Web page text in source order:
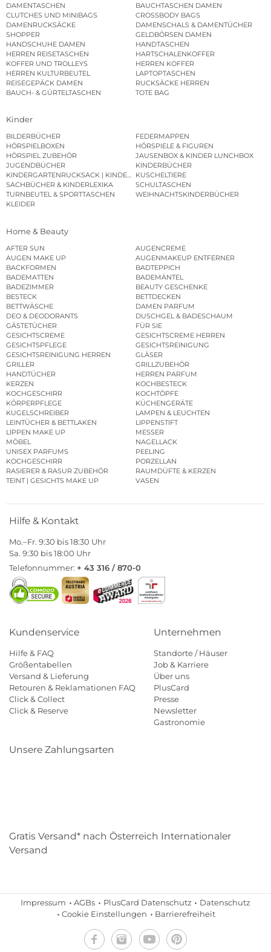
DAMENTASCHEN
BAUCHTASCHEN DAMEN
CLUTCHES UND MINIBAGS
CROSSBODY BAGS
DAMENRUCKSÄCKE
DAMENSCHALS & DAMENTÜCHER
SHOPPER
GELDBÖRSEN DAMEN
HANDSCHUHE DAMEN
HANDTASCHEN
HERREN REISETASCHEN
HARTSCHALENKOFFER
KOFFER UND TROLLEYS
HERREN KOFFER
HERREN KULTURBEUTEL
LAPTOPTASCHEN
REISEGEPÄCK DAMEN
RUCKSÄCKE HERREN
BAUCH- & GÜRTELTASCHEN
TOTE BAG
Kinder
BILDERBÜCHER
FEDERMAPPEN
HÖRSPIELBOXEN
HÖRSPIELE & FIGUREN
HÖRSPIEL ZUBEHÖR
JAUSENBOX & KINDER LUNCHBOX
JUGENDBÜCHER
KINDERBÜCHER
KINDERGARTENRUCKSACK | KINDERGARTENBEUTEL
KUSCHELTIERE
SACHBÜCHER & KINDERLEXIKA
SCHULTASCHEN
TURNBEUTEL & SPORTTASCHEN
WEIHNACHTSKINDERBÜCHER
KLEIDER
Home & Beauty
AFTER SUN
AUGENCREME
AUGEN MAKE UP
AUGENMAKEUP ENTFERNER
BACKFORMEN
BADTEPPICH
BADEMATTEN
BADEMÄNTEL
BADEZIMMER
BEAUTY GESCHENKE
BESTECK
BETTDECKEN
BETTWÄSCHE
DAMEN PARFUM
DEO & DEODORANTS
DUSCHGEL & BADESCHAUM
GÄSTETÜCHER
FÜR SIE
GESICHTSCREME
GESICHTSCREME HERREN
GESICHTSPFLEGE
GESICHTSREINIGUNG
GESICHTSREINIGUNG HERREN
GLÄSER
GRILLER
GRILLZUBEHÖR
HANDTÜCHER
HERREN PARFUM
KERZEN
KOCHBESTECK
KOCHGESCHIRR
KOCHTÖPFE
KÖRPERPFLEGE
KÜCHENGERÄTE
KUGELSCHREIBER
LAMPEN & LEUCHTEN
LEINTÜCHER & BETTLAKEN
LIPPENSTIFT
LIPPEN MAKE UP
MESSER
MÖBEL
NAGELLACK
UNISEX PARFUMS
PEELING
KOCHGESCHIRR
PORZELLAN
RASIERER & RASUR ZUBEHÖR
RAUMDÜFTE & KERZEN
TEINT | GESICHTS MAKE UP
VASEN
Hilfe & Kontakt
Mo.–Fr. 9:30 bis 18:30 Uhr
Sa. 9:30 bis 18:00 Uhr
Telefonnummer: + 43 316 / 870-0
Kundenservice
Hilfe & FAQ
Größentabellen
Versand & Lieferung
Retouren & Reklamationen FAQ
Click & Collect
Click & Reserve
Unternehmen
Standorte / Häuser
Job & Karriere
Über uns
PlusCard
Presse
Newsletter
Gastronomie
Unsere Zahlungsarten
Gratis Versand* nach Österreich Internationaler
Versand
Impressum AGBs PlusCard Datenschutz
Datenschutz
Cookie Einstellungen
Barrierefreiheit